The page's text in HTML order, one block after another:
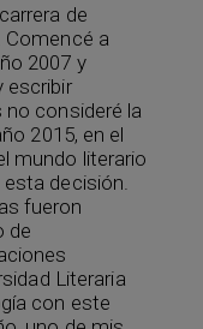
de
Comencé a
2007 y
escribir
consideré la
2015, en el
mundo literario
decisión.
fueron
de
Literaria
con este